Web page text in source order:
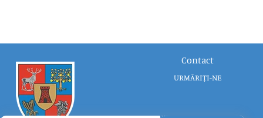
Contact
URMĂRIȚI-NE